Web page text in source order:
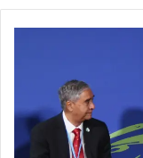
के
देउबा